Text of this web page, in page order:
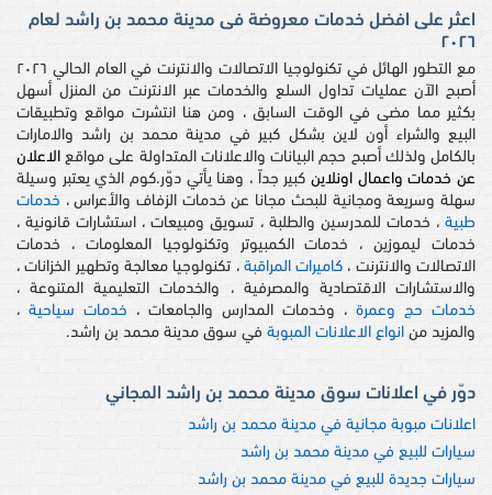
اعثر على افضل خدمات معروضة فى مدينة محمد بن راشد لعام
٢٠٢٦
مع التطور الهائل في تكنولوجيا الاتصالات والانترنت في العام الحالي ٢٠٢٦
أصبح الآن عمليات تداول السلع والخدمات عبر الانترنت من المنزل أسهل
بكثير مما مضى في الوقت السابق ، ومن هنا انتشرت مواقع وتطبيقات
البيع والشراء أون لاين بشكل كبير في مدينة محمد بن راشد والامارات
بالكامل ولذلك أصبح حجم البيانات والاعلانات المتداولة على مواقع الاعلان
عن خدمات واعمال اونلاين كبير جداً ، وهنا يأتي دوّر.كوم الذي يعتبر وسيلة
سهلة وسريعة ومجانية للبحث مجانا عن خدمات الزفاف والأعراس ، خدمات
طبية ، خدمات للمدرسين والطلبة ، تسويق ومبيعات ، استشارات قانونية ،
خدمات ليموزين ، خدمات الكمبيوتر وتكنولوجيا المعلومات ، خدمات
الاتصالات والانترنت ، كاميرات المراقبة ، تكنولوجيا معالجة وتطهير الخزانات ،
والاستشارات الاقتصادية والمصرفية ، والخدمات التعليمية المتنوعة ،
خدمات حج وعمرة ، وخدمات المدارس والجامعات ، خدمات سياحية ،
والمزيد من انواع الاعلانات المبوبة في سوق مدينة محمد بن راشد.
دوّر في اعلانات سوق مدينة محمد بن راشد المجاني
اعلانات مبوبة مجانية في مدينة محمد بن راشد
سيارات للبيع في مدينة محمد بن راشد
سيارات جديدة للبيع في مدينة محمد بن راشد